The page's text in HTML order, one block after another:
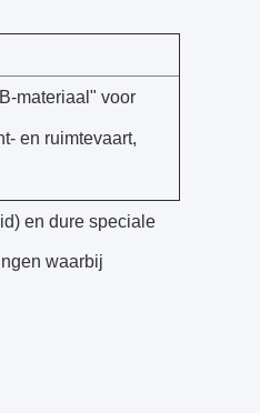
materiaal" voor
en ruimtevaart,
en dure speciale
waarbij